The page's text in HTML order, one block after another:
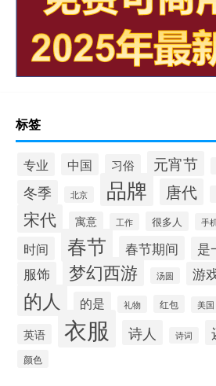
标签
专业 中国 习俗 元宵节
冬季 北京 品牌 唐代
宋代 寓意 工作 很多人 手
时间 春节 春节期间 是
服饰 梦幻西游 汤圆 游
的人 的是 礼物 红包 美国
英语 衣服 诗人 诗词
颜色